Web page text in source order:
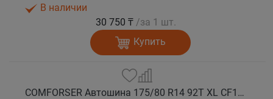
В наличии
30 750 ₸ /за 1 шт.
Купить
COMFORSER Автошина 175/80 R14 92T XL CF1100 RWL лето